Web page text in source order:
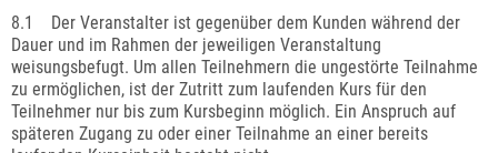
8.1 Der Veranstalter ist gegenüber dem Kunden während der
Dauer und im Rahmen der jeweiligen Veranstaltung
weisungsbefugt. Um allen Teilnehmern die ungestörte Teilnahme
zu ermöglichen, ist der Zutritt zum laufenden Kurs für den
Teilnehmer nur bis zum Kursbeginn möglich. Ein Anspruch auf
späteren Zugang zu oder einer Teilnahme an einer bereits